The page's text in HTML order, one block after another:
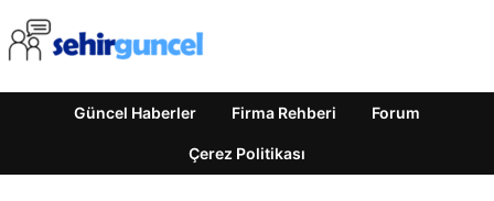
Güncel Haberler Firma Rehberi Forum
Çerez Politikası